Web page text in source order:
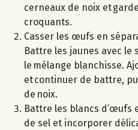
cerneaux de noix et
croquants.
Casser les œufs en
Battre les jaunes avec le
le mélange blanchisse.
et continuer de battre,
de noix.
Battre les blancs d’œufs
de sel et incorporer